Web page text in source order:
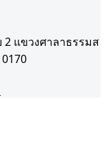
แขวงศาลาธรรมส